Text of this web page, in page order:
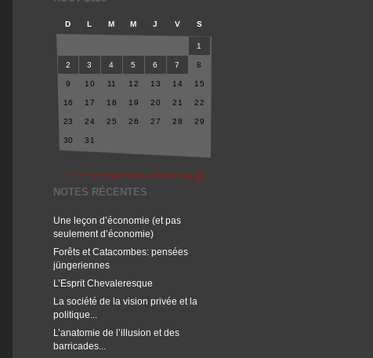
D L M M J V S
1
2 3 4 5 6 7 8
9 10 11 12 13 14 15
16 17 18 19 20 21 22
23 24 25 26 27 28 29
30 31
NOTES RÉCENTES
Une leçon d’économie (et pas
seulement d’économie)
Forêts et Catacombes: pensées
jüngeriennes
L’Esprit Chevaleresque
La société de la vision privée et la
politique...
L’anatomie de l’illusion et des
barricades...